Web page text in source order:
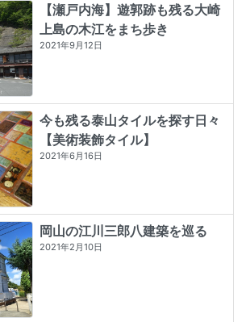
【瀬戸内海】遊郭跡も残る大崎
上島の木江をまち歩き
2021年9月12日
今も残る泰山タイルを探す日々
【美術装飾タイル】
2021年6月16日
岡山の江川三郎八建築を巡る
2021年2月10日